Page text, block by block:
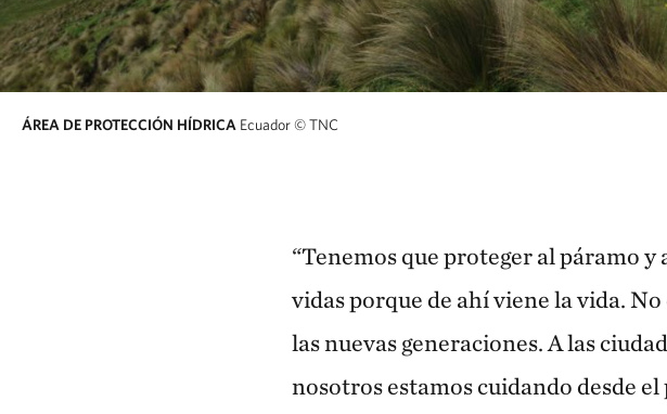
ÁREA DE PROTECCIÓN HÍDRICA Ecuador© TNC
“Tenemos que proteger al páramo y
vidas porque de ahí viene la vida.
las nuevas generaciones. A las
nosotros estamos cuidando desde